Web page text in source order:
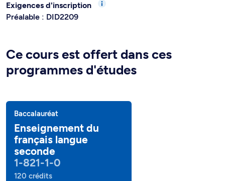
Exigences d'inscription
Préalable : DID2209
Ce cours est offert dans ces
programmes d'études
Baccalauréat
Enseignement du
français langue
seconde
1-821-1-0
120 crédits